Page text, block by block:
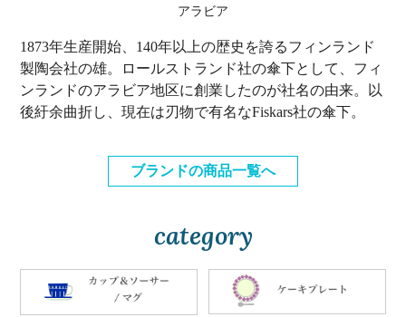
アラビア
1873年生産開始、140年以上の歴史を誇るフィンランド
製陶会社の雄。ロールストランド社の傘下として、フィ
ンランドのアラビア地区に創業したのが社名の由来。以
後紆余曲折し、現在は刃物で有名なFiskars社の傘下。
ブランドの商品一覧へ
category